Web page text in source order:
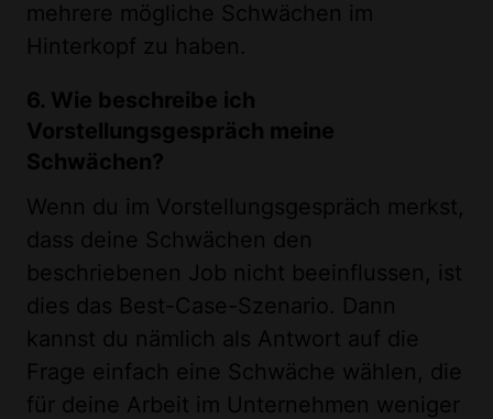
mehrere mögliche Schwächen im
Hinterkopf zu haben.
6. Wie beschreibe ich
Vorstellungsgespräch meine
Schwächen?
Wenn du im Vorstellungsgespräch merkst,
dass deine Schwächen den
beschriebenen Job nicht beeinflussen, ist
dies das Best-Case-Szenario. Dann
kannst du nämlich als Antwort auf die
Frage einfach eine Schwäche wählen, die
für deine Arbeit im Unternehmen weniger